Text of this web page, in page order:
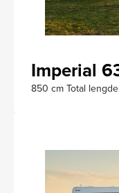
Imperial
850 cm Total lengde